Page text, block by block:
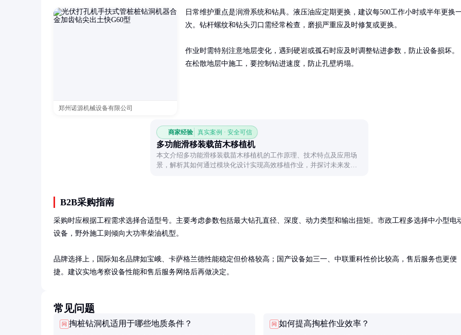
郑州诺源机械设备有限公司
日常维护重点是润滑系统和钻具。液压油应定期更换，建议每500工作小时或半年更换
次。钻杆螺纹和钻头刃口需经常检查，磨损严重应及时修复或更换。
作业时需特别注意地层变化，遇到硬岩或孤石时应及时调整钻进参数，防止设备损坏。
在松散地层中施工，要控制钻进速度，防止孔壁坍塌。
商家经验 真实案例 · 安全可信
多功能滑移装载苗木移植机
本文介绍多功能滑移装载苗木移植机的工作原理、技术特点及应用场
景，解析其如何通过模块化设计实现高效移植作业，并探讨未来发展
B2B采购指南
采购时应根据工程需求选择合适型号。主要考虑参数包括最大钻孔直径、深度、动力类型和输出扭矩。市政工程多选择中小型电
设备，野外施工则倾向大功率柴油机型。
品牌选择上，国际知名品牌如宝峨、卡萨格兰德性能稳定但价格较高；国产设备如三一、中联重科性价比较高，售后服务也更便
捷。建议实地考察设备性能和售后服务网络后再做决定。
常见问题
问 掏桩钻洞机适用于哪些地质条件？ 问 如何提高掏桩作业效率？